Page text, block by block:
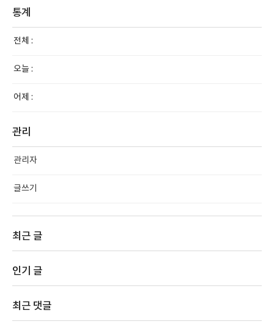
통계
전체 :
오늘 :
어제 :
관리
관리자
글쓰기
최근 글
인기 글
최근 댓글